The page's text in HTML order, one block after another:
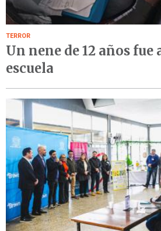
TERROR
Un nene de 12 años fue
escuela